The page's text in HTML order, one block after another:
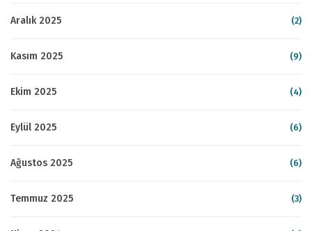
Aralık 2025 (2)
Kasım 2025 (9)
Ekim 2025 (4)
Eylül 2025 (6)
Ağustos 2025 (6)
Temmuz 2025 (3)